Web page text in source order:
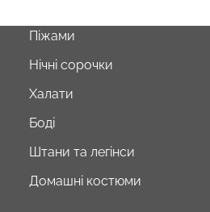
Піжами
Нічні сорочки
Халати
Боді
Штани та легінси
Домашні костюми